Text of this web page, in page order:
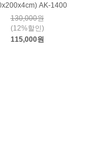
AK-1400
130,000원
(12%할인)
115,000원